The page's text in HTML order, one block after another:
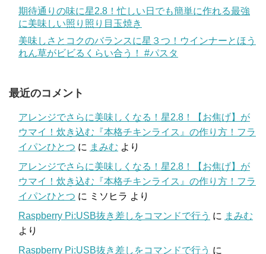
期待通りの味に星2.8！忙しい日でも簡単に作れる最強
に美味しい照り照り目玉焼き
美味しさとコクのバランスに星３つ！ウインナーとほう
れん草がビビるくらい合う！ #パスタ
最近のコメント
アレンジでさらに美味しくなる！星2.8！【お焦げ】が
ウマイ！炊き込む『本格チキンライス』の作り方！フラ
イパンひとつ に まみむ より
アレンジでさらに美味しくなる！星2.8！【お焦げ】が
ウマイ！炊き込む『本格チキンライス』の作り方！フラ
イパンひとつ に ミソヒラ より
Raspberry Pi:USB抜き差しをコマンドで行う に まみむ
より
Raspberry Pi:USB抜き差しをコマンドで行う に